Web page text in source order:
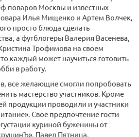
поваров Москвы и известных
Илья Мищенко и Артем Волчек,
просто блюда сделать
а футблогеры Валерия Васенева,
Трофимова на своем
каждый может научиться готовить
в работу.
все желающие смогли попробовать
мастерство участников. Кроме
продукции проводили и участники
Свое предпочтение гости
куриной буженины от
Павел Пятница,